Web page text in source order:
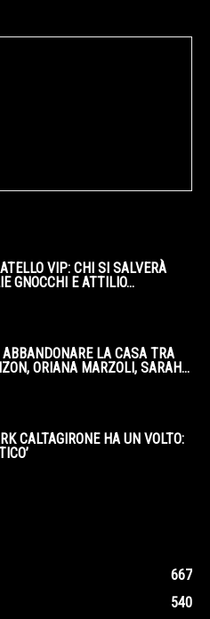
VIP: CHI SI SALVERÀ
GNOCCHI E ATTILIO...
ABBANDONARE LA CASA TRA
ORIANA MARZOLI, SARAH...
CALTAGIRONE HA UN VOLTO:
667
540